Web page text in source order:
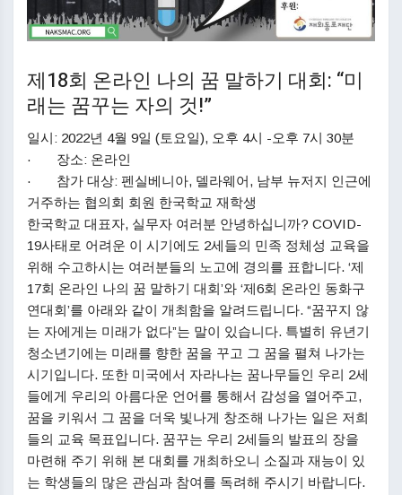
제18회 온라인 나의 꿈 말하기 대회: “미
래는 꿈꾸는 자의 것!”
일시: 2022년 4월 9일 (토요일), 오후 4시 -오후 7시 30분
· 장소: 온라인
· 참가 대상: 펜실베니아, 델라웨어, 남부 뉴저지 인근에
거주하는 협의회 회원 한국학교 재학생
한국학교 대표자, 실무자 여러분 안녕하십니까? COVID-
19사태로 어려운 이 시기에도 2세들의 민족 정체성 교육을
위해 수고하시는 여러분들의 노고에 경의를 표합니다. ‘제
17회 온라인 나의 꿈 말하기 대회’와 ‘제6회 온라인 동화구
연대회’를 아래와 같이 개최함을 알려드립니다. “꿈꾸지 않
는 자에게는 미래가 없다”는 말이 있습니다. 특별히 유년기
청소년기에는 미래를 향한 꿈을 꾸고 그 꿈을 펼쳐 나가는
시기입니다. 또한 미국에서 자라나는 꿈나무들인 우리 2세
들에게 우리의 아름다운 언어를 통해서 감성을 열어주고,
꿈을 키워서 그 꿈을 더욱 빛나게 창조해 나가는 일은 저희
들의 교육 목표입니다. 꿈꾸는 우리 2세들의 발표의 장을
마련해 주기 위해 본 대회를 개최하오니 소질과 재능이 있
는 학생들의 많은 관심과 참여를 독려해 주시기 바랍니다.